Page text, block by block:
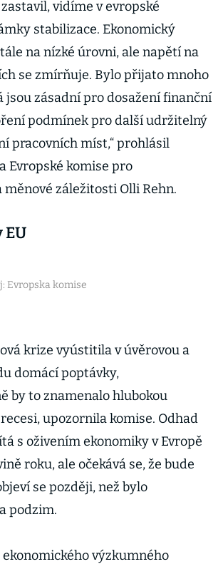
vidíme v evropské
stabilizace. Ekonomický
na nízké úrovni, ale napětí na
se zmírňuje. Bylo přijato mnoho
jsou zásadní pro dosažení finanční
podmínek pro další udržitelný
pracovních míst,“ prohlásil
Evropské komise pro
měnové záležitosti Olli Rehn.
EU
Evropska komise
krize vyústitila v úvěrovou a
domácí poptávky,
by to znamenalo hlubokou
upozornila komise. Odhad
s oživením ekonomiky v Evropě
roku, ale očekává se, že bude
se později, než bylo
podzim.
ekonomického výzkumného